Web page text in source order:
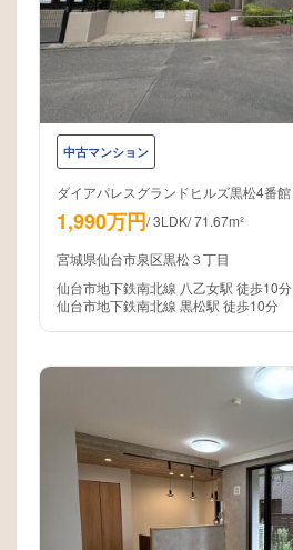
中古マンション
ダイアパレスグランドヒルズ黒松4番館
1,990万円/3LDK/71.67m²
宮城県仙台市泉区黒松３丁目
仙台市地下鉄南北線 八乙女駅 徒歩10分
仙台市地下鉄南北線 黒松駅 徒歩10分